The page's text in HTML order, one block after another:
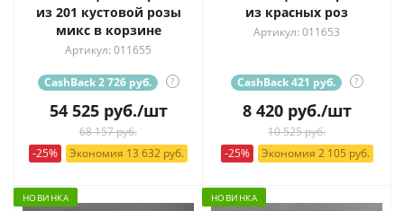
из 201 кустовой розы
микс в корзине
Артикул: 011655
CashBack 2 726 руб. ?
54 525руб./шт
68 157 руб.
-25%
Экономия 13 632 руб.
из красных роз
Артикул: 011653
CashBack 421 руб. ?
8 420руб./шт
10 525 руб.
-25%
Экономия 2 105 руб.
НОВИНКА НОВИНКА